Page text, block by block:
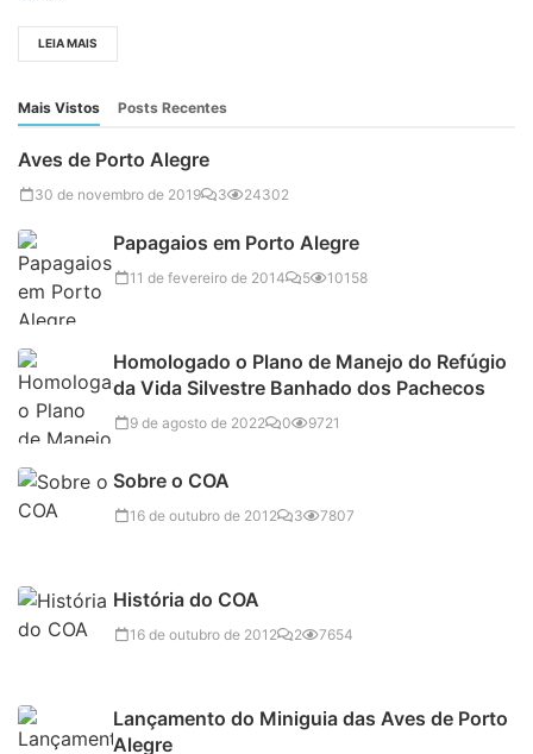
LEIA MAIS
Mais Vistos Posts Recentes
Aves de Porto Alegre
30 de novembro de 2019 3 24302
Papagaios em Porto Alegre
11 de fevereiro de 2014 5 10158
Homologado o Plano de Manejo do Refúgio
da Vida Silvestre Banhado dos Pachecos
9 de agosto de 2022 0 9721
Sobre o COA
16 de outubro de 2012 3 7807
História do COA
16 de outubro de 2012 2 7654
Lançamento do Miniguia das Aves de Porto
Alegre